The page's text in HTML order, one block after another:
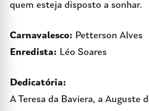
quem esteja disposto a sonhar.
Carnavalesco: Petterson Alves
Enredista: Léo Soares
Dedicatória:
A Teresa da Baviera, a Auguste